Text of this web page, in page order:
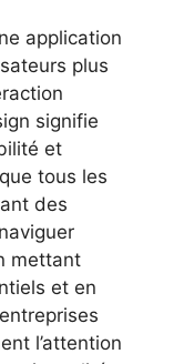
application
plus
signifie
et
tous les
des
mettant
et en
l’attention